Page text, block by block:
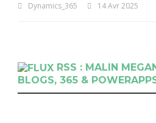
Dynamics_365 14 Avr 2025
RSS : MALIN
BLOGS, 365 &